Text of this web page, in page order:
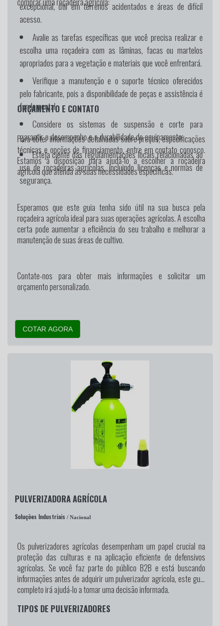
excepcional, útil em terrenos acidentados e áreas de difícil
acesso.
Avalie as tarefas específicas que você precisa realizar e
escolha uma roçadeira com as lâminas, facas ou martelos
apropriados para a vegetação e materiais que você enfrentará.
Verifique a manutenção e o suporte técnico oferecidos
pelo fabricante, pois a disponibilidade de peças e assistência é
fundamental.
Considere os sistemas de suspensão e corte para
garantir o desempenho e a durabilidade do equipamento.
Esteja ciente das regulamentações locais relacionadas ao
uso de roçadeiras agrícolas, incluindo licenças e normas de
segurança.
ORÇAMENTO E CONTATO
Para obter informações detalhadas sobre preços, especificações
técnicas e opções de financiamento, entre em contato conosco.
Estamos à disposição para ajudá-lo a escolher a roçadeira
agrícola que atenda às suas necessidades específicas.
Esperamos que este guia tenha sido útil na sua busca pela
roçadeira agrícola ideal para suas operações agrícolas. A escolha
certa pode aumentar a eficiência do seu trabalho e melhorar a
manutenção de suas áreas de cultivo.
Contate-nos para obter mais informações e solicitar um
orçamento personalizado.
COTAR AGORA
PULVERIZADORA AGRÍCOLA
Soluções Industriais / Nacional
Os pulverizadores agrícolas desempenham um papel crucial na
proteção das culturas e na aplicação eficiente de defensivos
agrícolas. Se você faz parte do público B2B e está buscando
informações antes de adquirir um pulverizador agrícola, este guia
completo irá ajudá-lo a tomar uma decisão informada.
TIPOS DE PULVERIZADORES